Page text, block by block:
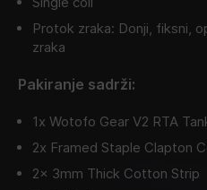
Protok zraka: Donji, fiksni,
zraka
Pakiranje sadrži:
1x Wotofo Gear V2 RTA
2x Framed Staple Clapton
2x 3mm Thick Cotton Strip